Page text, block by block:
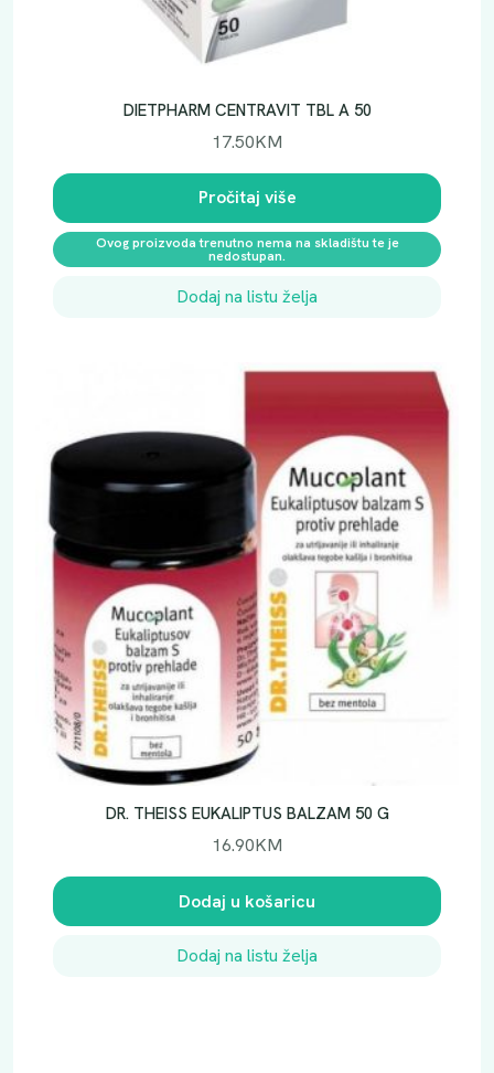
DIETPHARM CENTRAVIT TBL A 50
17.50KM
Pročitaj više
Ovog proizvoda trenutno nema na skladištu te je
nedostupan.
Dodaj na listu želja
DR. THEISS EUKALIPTUS BALZAM 50 G
16.90KM
Dodaj u košaricu
Dodaj na listu želja